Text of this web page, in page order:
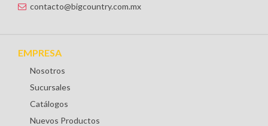
contacto@bigcountry.com.mx
EMPRESA
Nosotros
Sucursales
Catálogos
Nuevos Productos